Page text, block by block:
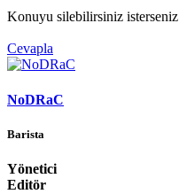
Konuyu silebilirsiniz isterseniz
Cevapla
NoDRaC
Barista
Yönetici
Editör